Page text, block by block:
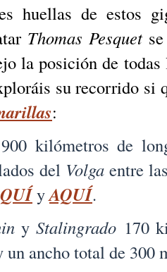
huellas de estos
Thomas Pesquetse
la posición de
su recorrido si
:
kilómetros de
del Volga entre
yAQUÍ.
y Stalingrado 170
un ancho total de 300